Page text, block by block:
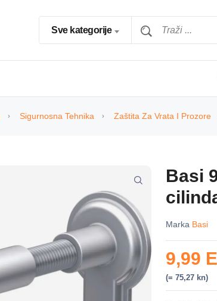
Sve kategorije
Sigurnosna Tehnika Zaštita Za Vrata I Prozore
Basi
Marka Basi
9,99
(= 75,27 kn)